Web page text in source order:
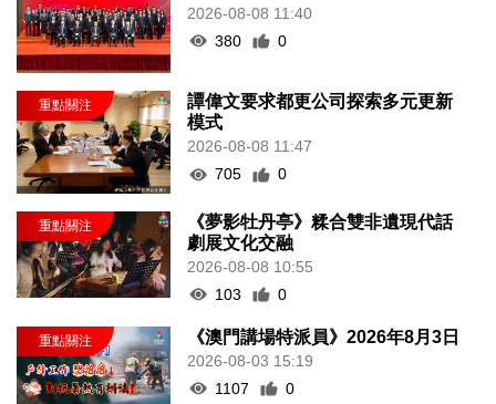
2026-08-08 11:40
380
0
譚偉文要求都更公司探索多元更新
模式
2026-08-08 11:47
705
0
《夢影牡丹亭》糅合雙非遺現代話
劇展文化交融
2026-08-08 10:55
103
0
《澳門講場特派員》2026年8月3日
2026-08-03 15:19
1107
0